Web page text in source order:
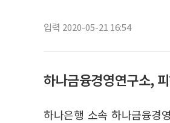
입력 2020-05-21 16:54
하나금융경영연구소,
하나은행 소속 하나금융경